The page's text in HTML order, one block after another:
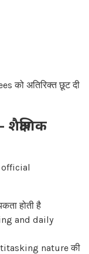
को अतिरिक्त छूट दी
होती है
and daily
nature की